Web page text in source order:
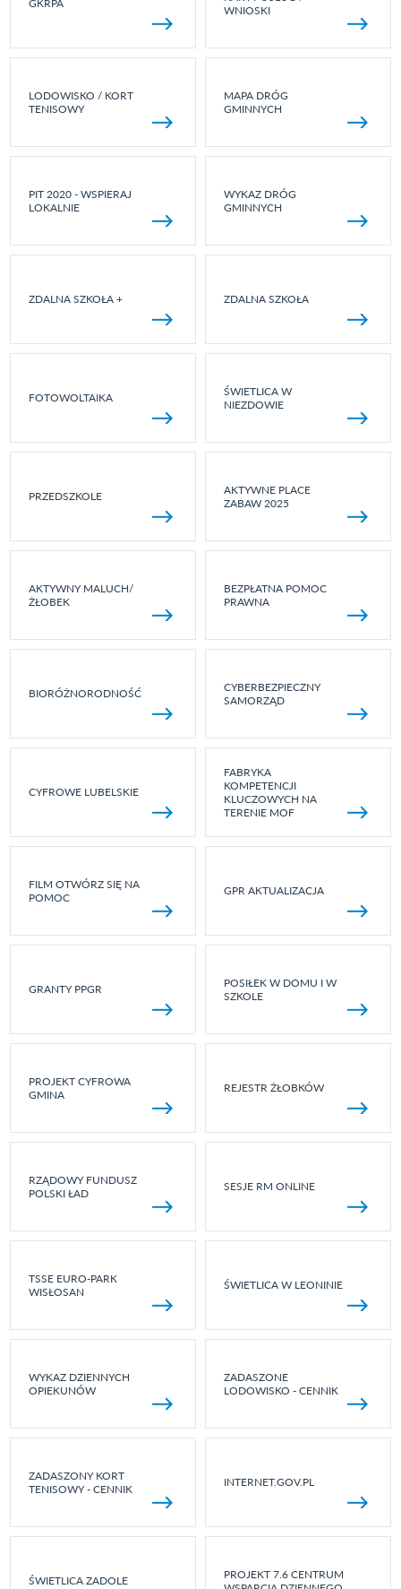
GKRPA
WNIOSKI
LODOWISKO / KORT
TENISOWY
MAPA DRÓG
GMINNYCH
PIT 2020 - WSPIERAJ
LOKALNIE
WYKAZ DRÓG
GMINNYCH
ZDALNA SZKOŁA + ZDALNA SZKOŁA
FOTOWOLTAIKA
ŚWIETLICA W
NIEZDOWIE
PRZEDSZKOLE
AKTYWNE PLACE
ZABAW 2025
AKTYWNY MALUCH/
ŻŁOBEK
BEZPŁATNA POMOC
PRAWNA
BIORÓŻNORODNOŚĆ
CYBERBEZPIECZNY
SAMORZĄD
CYFROWE LUBELSKIE
FABRYKA
KOMPETENCJI
KLUCZOWYCH NA
TERENIE MOF
FILM OTWÓRZ SIĘ NA
POMOC
GPR AKTUALIZACJA
GRANTY PPGR
POSIŁEK W DOMU I W
SZKOLE
PROJEKT CYFROWA
GMINA
REJESTR ŻŁOBKÓW
RZĄDOWY FUNDUSZ
POLSKI ŁAD
SESJE RM ONLINE
TSSE EURO-PARK
WISŁOSAN
ŚWIETLICA W LEONINIE
WYKAZ DZIENNYCH
OPIEKUNÓW
ZADASZONE
LODOWISKO - CENNIK
ZADASZONY KORT
TENISOWY - CENNIK
INTERNET.GOV.PL
ŚWIETLICA ZADOLE
PROJEKT 7.6 CENTRUM